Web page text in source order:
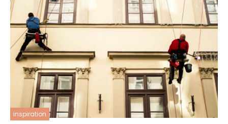
inspiration